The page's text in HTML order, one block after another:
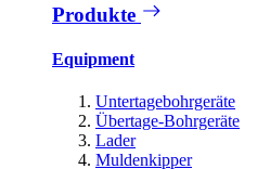
Produkte
Equipment
Untertagebohrgeräte
Übertage-Bohrgeräte
Lader
Muldenkipper